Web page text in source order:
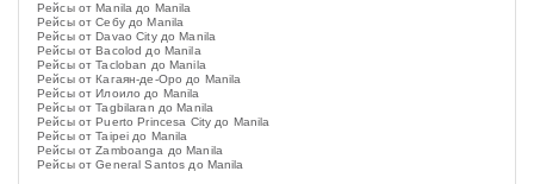
Рейсы от Manila до Manila
Рейсы от Себу до Manila
Рейсы от Davao City до Manila
Рейсы от Bacolod до Manila
Рейсы от Tacloban до Manila
Рейсы от Кагаян-де-Оро до Manila
Рейсы от Илоило до Manila
Рейсы от Tagbilaran до Manila
Рейсы от Puerto Princesa City до Manila
Рейсы от Taipei до Manila
Рейсы от Zamboanga до Manila
Рейсы от General Santos до Manila